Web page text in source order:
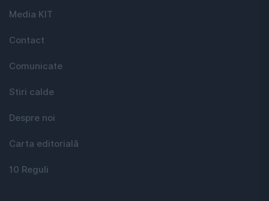
Media KIT
Contact
Comunicate
Stiri calde
Despre noi
Carta editorială
10 Reguli